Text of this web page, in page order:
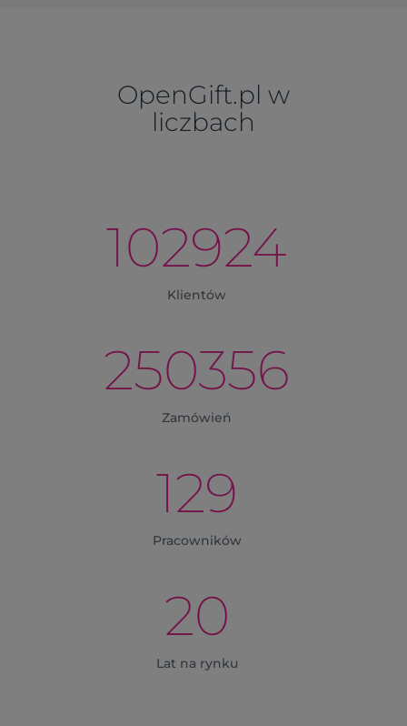
OpenGift.pl w
liczbach
102924
Klientów
250356
Zamówień
129
Pracowników
20
Lat na rynku